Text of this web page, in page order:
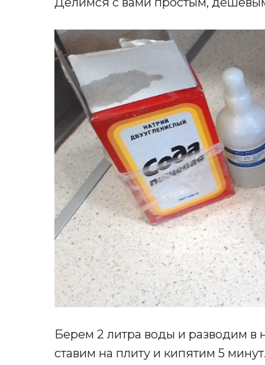
Берем 2 литра воды и разводим в
ставим на плиту и кипятим 5